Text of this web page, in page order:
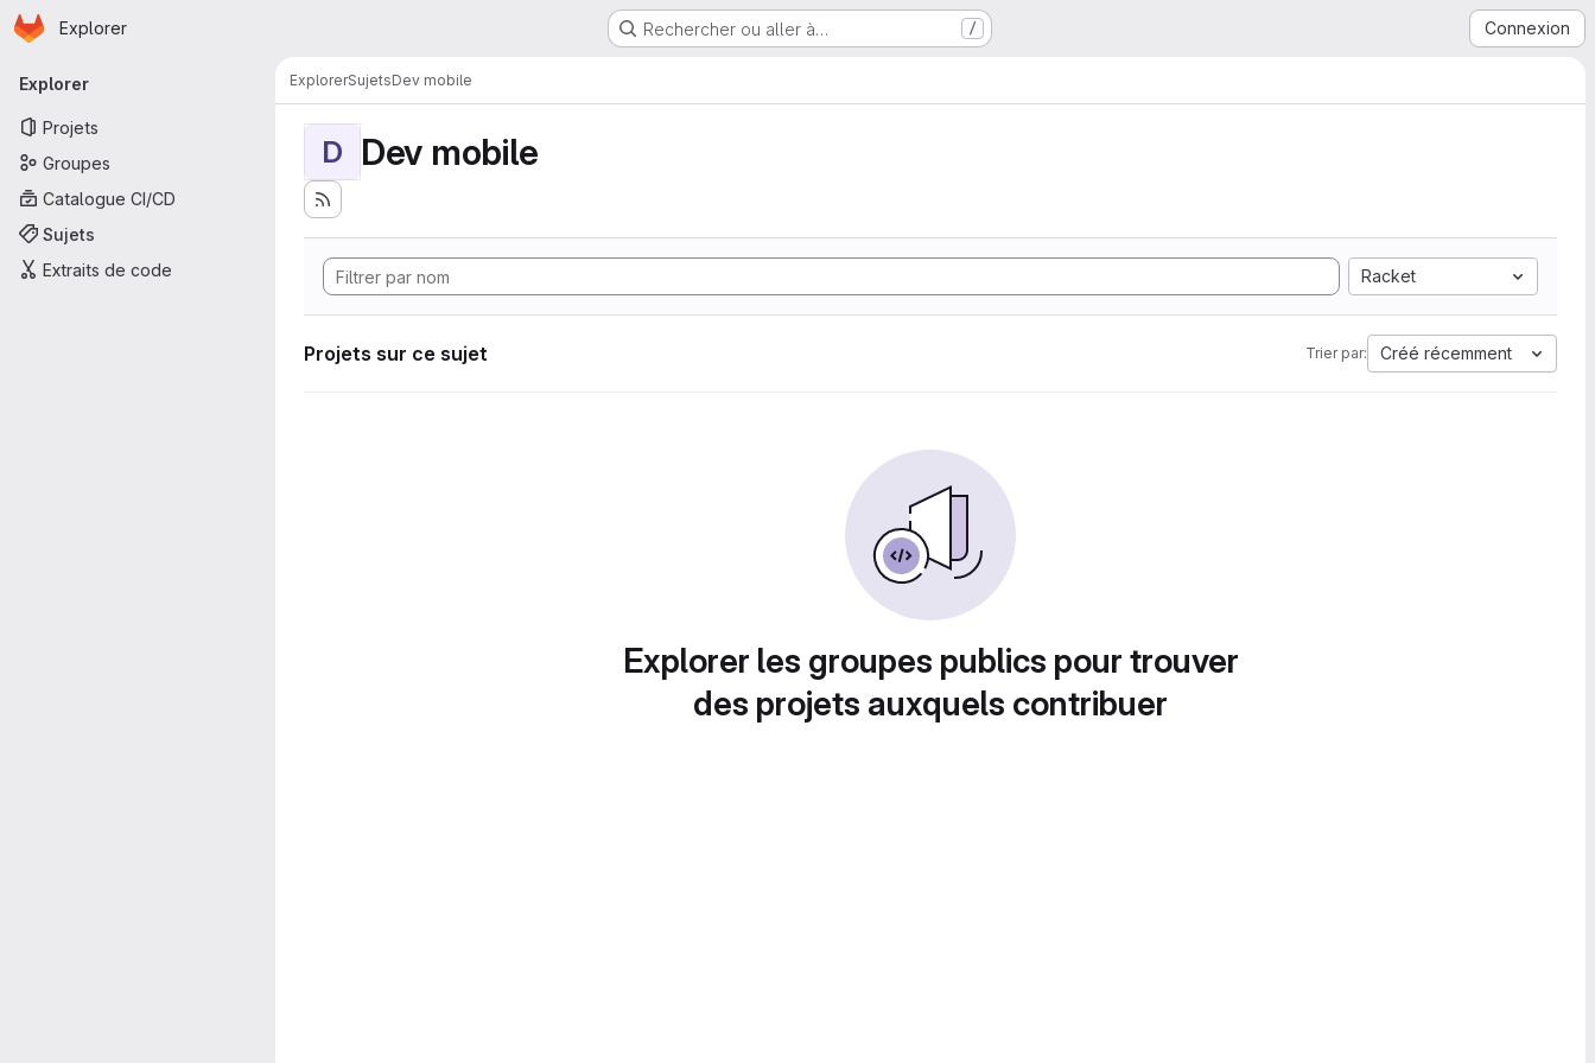
Passer au contenu principal
Page d'accueil
Explorer Rechercher ou aller à… / Connexion
Navigation principale
Explorer
Projets
Groupes
Catalogue CI/CD
Sujets
Extraits de code
ExplorerSujetsDev mobile
D Dev mobile
Racket
Projets sur ce sujet Trier par: Créé récemment
Explorer les groupes publics pour trouver
des projets auxquels contribuer